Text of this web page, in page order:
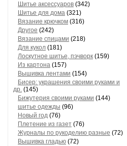
Шитье аксессуаров (342)
Шитье для дома (321)
Вязание крючком (316)
Другое (242)
Вязание спицами (218)
Для кукол (181)
Лоскутное шитье, пэчворк (159)
Из картона (157)
Вышивка лентами (154)
Бисер: украшения своими руками и
др. (145)
Бижутерия своими руками (144)
шитье одежды (96)
Новый год (76)
Плетение из газет (76)
Журналы по рукоделию разные (72)
Вышивка гладью (72)